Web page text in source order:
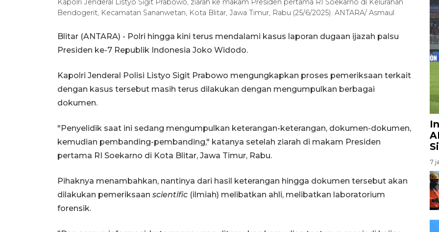
Kapolri Jenderal Listyo Sigit Prabowo, ziarah ke makam Presiden pertama RI Soekarno di Kelurahan
Bendogerit, Kecamatan Sananwetan, Kota Blitar, Jawa Timur, Rabu (25/6/2025). ANTARA/ Asmaul
Blitar (ANTARA) - Polri hingga kini terus mendalami kasus laporan dugaan ijazah palsu
Presiden ke-7 Republik Indonesia Joko Widodo.
Kapolri Jenderal Polisi Listyo Sigit Prabowo mengungkapkan proses pemeriksaan terkait
dengan kasus tersebut masih terus dilakukan dengan mengumpulkan berbagai
dokumen.
"Penyelidik saat ini sedang mengumpulkan keterangan-keterangan, dokumen-dokumen,
kemudian pembanding-pembanding," katanya setelah ziarah di makam Presiden
pertama RI Soekarno di Kota Blitar, Jawa Timur, Rabu.
Pihaknya menambahkan, nantinya dari hasil keterangan hingga dokumen tersebut akan
dilakukan pemeriksaan scientific (ilmiah) melibatkan ahli, melibatkan laboratorium
forensik.
7